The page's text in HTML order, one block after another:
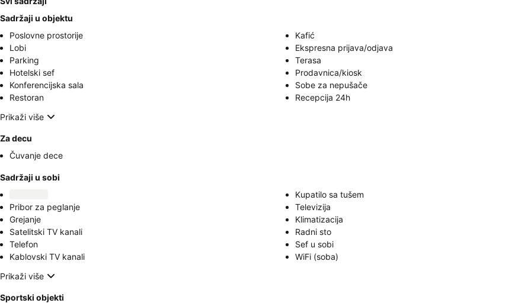
Sadržaji u objektu
Poslovne prostorije
Kafić
Lobi
Ekspresna prijava/odjava
Parking
Terasa
Hotelski sef
Prodavnica/kiosk
Konferencijska sala
Sobe za nepušače
Restoran
Recepcija 24h
Prikaži više
Za decu
Čuvanje dece
Sadržaji u sobi
Kupatilo sa tušem
Pribor za peglanje
Televizija
Grejanje
Klimatizacija
Satelitski TV kanali
Radni sto
Telefon
Sef u sobi
Kablovski TV kanali
WiFi (soba)
Prikaži više
Sportski objekti